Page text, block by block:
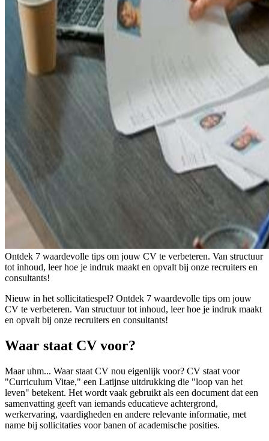
Ontdek 7 waardevolle tips om jouw CV te verbeteren. Van structuur
tot inhoud, leer hoe je indruk maakt en opvalt bij onze recruiters en
consultants!
Nieuw in het sollicitatiespel? Ontdek 7 waardevolle tips om jouw
CV te verbeteren. Van structuur tot inhoud, leer hoe je indruk maakt
en opvalt bij onze recruiters en consultants!
Waar staat CV voor?
Maar uhm... Waar staat CV nou eigenlijk voor? CV staat voor
"Curriculum Vitae," een Latijnse uitdrukking die "loop van het
leven" betekent. Het wordt vaak gebruikt als een document dat een
samenvatting geeft van iemands educatieve achtergrond,
werkervaring, vaardigheden en andere relevante informatie, met
name bij sollicitaties voor banen of academische posities.